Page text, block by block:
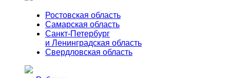
Ростовская область
Самарская область
Санкт-Петербург
и Ленинградская область
Свердловская область